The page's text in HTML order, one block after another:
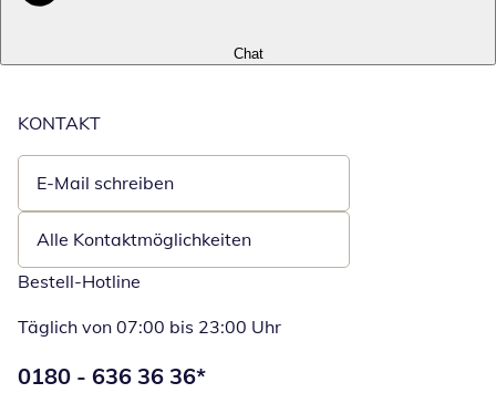
Chat
KONTAKT
E-Mail schreiben
Öffnet E-Mail-Client
Alle Kontaktmöglichkeiten
Bestell-Hotline
Täglich von 07:00 bis 23:00 Uhr
Telefonnummer:
0180 - 636 36 36*